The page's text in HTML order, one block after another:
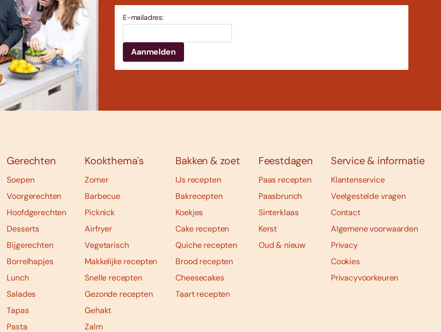
E-mailadres:
Gerechten
Soepen
Voorgerechten
Hoofdgerechten
Desserts
Bijgerechten
Borrelhapjes
Lunch
Salades
Tapas
Pasta
Kookthema's
Zomer
Barbecue
Picknick
Airfryer
Vegetarisch
Makkelijke recepten
Snelle recepten
Gezonde recepten
Gehakt
Zalm
Bakken & zoet
IJs recepten
Bakrecepten
Koekjes
Cake recepten
Quiche recepten
Brood recepten
Cheesecakes
Taart recepten
Feestdagen
Paas recepten
Paasbrunch
Sinterklaas
Kerst
Oud & nieuw
Service & informatie
Klantenservice
Veelgestelde vragen
Contact
Algemene voorwaarden
Privacy
Cookies
Privacyvoorkeuren